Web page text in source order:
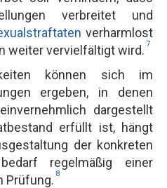
verbreitet und
verharmlost
weiter vervielfältigt wird. 7
können sich im
ergeben, in denen
dargestellt
erfüllt ist, hängt
der konkreten
regelmäßig einer
Prüfung. 8